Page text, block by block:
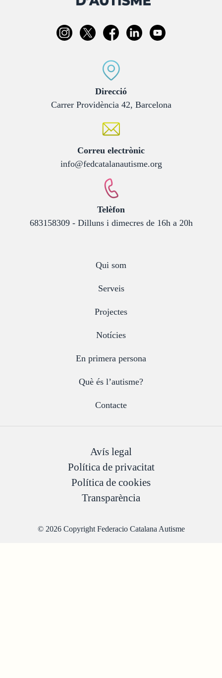
Direcció:
Carrer Providència 42, Barcelona
Correu electrònic:
info@fedcatalanautisme.org
Telèfon
683158309 - Dilluns i dimecres de 16h a 20h
Qui som
Serveis
Projectes
Notícies
En primera persona
Què és l’autisme?
Contacte
Avís legal
Política de privacitat
Política de cookies
Transparència
© 2026 Copyright Federacio Catalana Autisme